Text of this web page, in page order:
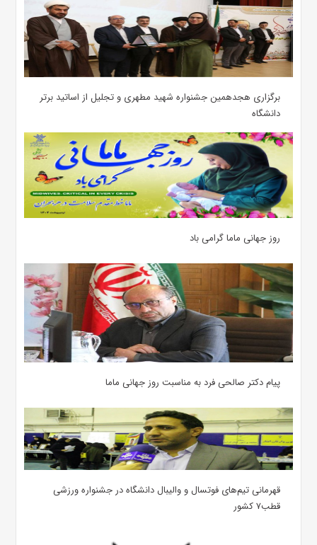
برگزاری هجدهمین جشنواره شهید مطهری و تجلیل از اساتید برتر
دانشگاه
روز جهانی ماما گرامی باد
پیام دکتر صالحی فرد به مناسبت روز جهانی ماما
قهرمانی تیم‌های فوتسال و والیبال دانشگاه در جشنواره ورزشی
قطب۷ کشور